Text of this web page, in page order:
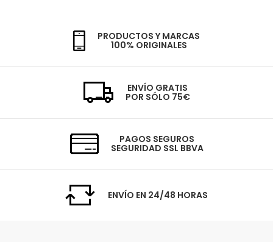
PRODUCTOS Y MARCAS
100% ORIGINALES
ENVÍO GRATIS
POR SÓLO 75€
PAGOS SEGUROS
SEGURIDAD SSL BBVA
ENVÍO EN 24/48 HORAS